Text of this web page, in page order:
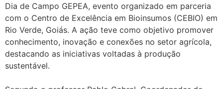
Dia de Campo GEPEA, evento organizado em parceria
com o Centro de Excelência em Bioinsumos (CEBIO) em
Rio Verde, Goiás. A ação teve como objetivo promover
conhecimento, inovação e conexões no setor agrícola,
destacando as iniciativas voltadas à produção
sustentável.